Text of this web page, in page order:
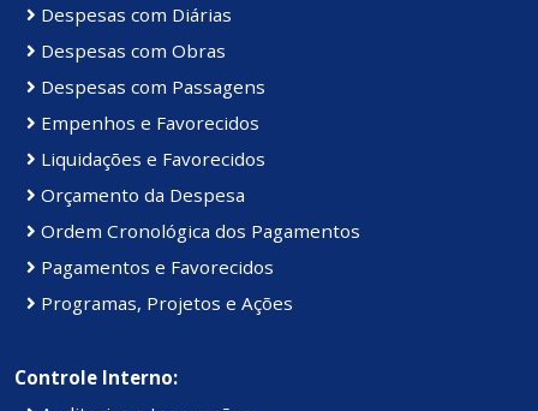
Despesas com Diárias
Despesas com Obras
Despesas com Passagens
Empenhos e Favorecidos
Liquidações e Favorecidos
Orçamento da Despesa
Ordem Cronológica dos Pagamentos
Pagamentos e Favorecidos
Programas, Projetos e Ações
Controle Interno: